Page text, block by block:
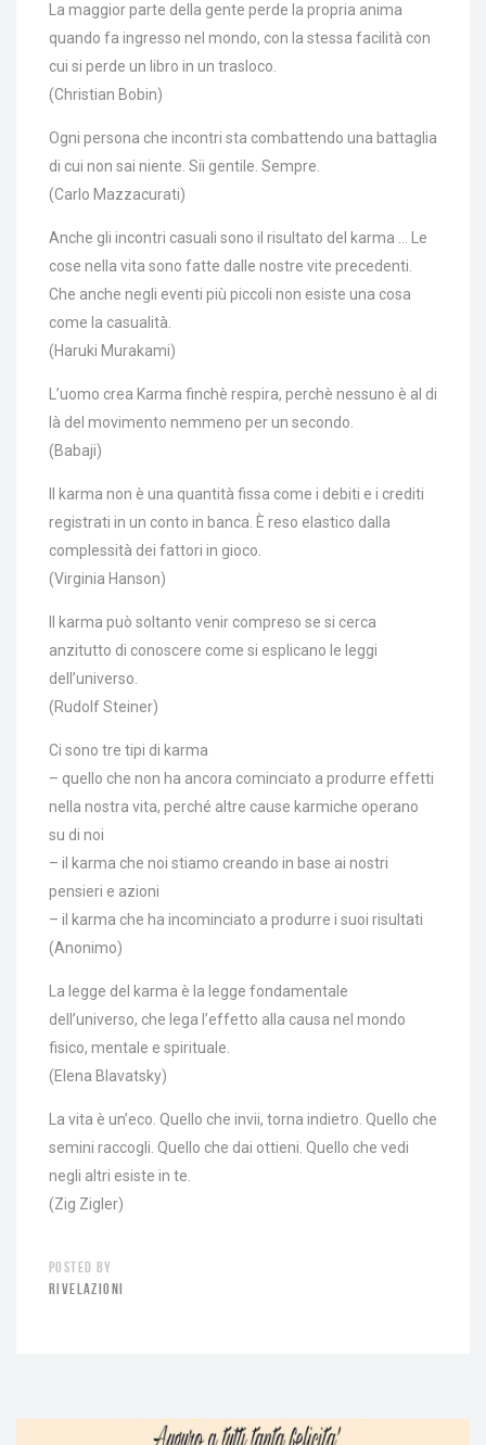
La maggior parte della gente perde la propria anima
quando fa ingresso nel mondo, con la stessa facilità con
cui si perde un libro in un trasloco.
(Christian Bobin)
Ogni persona che incontri sta combattendo una battaglia
di cui non sai niente. Sii gentile. Sempre.
(Carlo Mazzacurati)
Anche gli incontri casuali sono il risultato del karma … Le
cose nella vita sono fatte dalle nostre vite precedenti.
Che anche negli eventi più piccoli non esiste una cosa
come la casualità.
(Haruki Murakami)
L’uomo crea Karma finchè respira, perchè nessuno è al di
là del movimento nemmeno per un secondo.
(Babaji)
Il karma non è una quantità fissa come i debiti e i crediti
registrati in un conto in banca. È reso elastico dalla
complessità dei fattori in gioco.
(Virginia Hanson)
Il karma può soltanto venir compreso se si cerca
anzitutto di conoscere come si esplicano le leggi
dell’universo.
(Rudolf Steiner)
Ci sono tre tipi di karma
– quello che non ha ancora cominciato a produrre effetti
nella nostra vita, perché altre cause karmiche operano
su di noi
– il karma che noi stiamo creando in base ai nostri
pensieri e azioni
– il karma che ha incominciato a produrre i suoi risultati
(Anonimo)
La legge del karma è la legge fondamentale
dell’universo, che lega l’effetto alla causa nel mondo
fisico, mentale e spirituale.
(Elena Blavatsky)
La vita è un’eco. Quello che invii, torna indietro. Quello che
semini raccogli. Quello che dai ottieni. Quello che vedi
negli altri esiste in te.
(Zig Zigler)
POSTED BY
RIVELAZIONI